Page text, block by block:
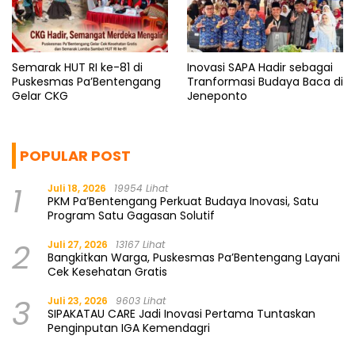
Semarak HUT RI ke-81 di
Puskesmas Pa’Bentengang
Gelar CKG
Inovasi SAPA Hadir sebagai
Tranformasi Budaya Baca di
Jeneponto
POPULAR POST
1 Juli 18, 2026 19954 Lihat
PKM Pa’Bentengang Perkuat Budaya Inovasi, Satu
Program Satu Gagasan Solutif
2 Juli 27, 2026 13167 Lihat
Bangkitkan Warga, Puskesmas Pa’Bentengang Layani
Cek Kesehatan Gratis
3 Juli 23, 2026 9603 Lihat
SIPAKATAU CARE Jadi Inovasi Pertama Tuntaskan
Penginputan IGA Kemendagri